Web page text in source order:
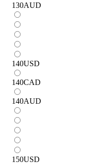
130AUD
140USD
140CAD
140AUD
150USD